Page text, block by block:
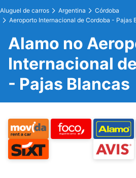
Aluguel de carros Argentina
Córdoba
Aeroporto Internacional de Cordoba - Pajas
Alamo no
Internacional
- Pajas Blancas